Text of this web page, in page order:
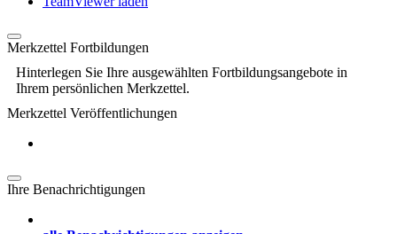
Merkzettel Fortbildungen
Hinterlegen Sie Ihre ausgewählten Fortbildungsangebote in
Ihrem persönlichen Merkzettel.
Merkzettel Veröffentlichungen
Ihre Benachrichtigungen